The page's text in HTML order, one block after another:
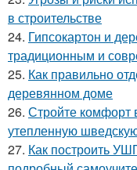
в строительстве
24. Гипсокартон и
традиционным и
25. Как правильно
деревянном доме
26. Стройте комфорт
утепленную
27. Как построить